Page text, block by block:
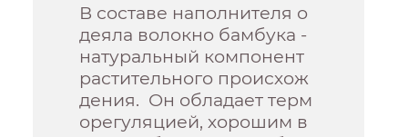
В составе наполнителя о
деяла волокно бамбука -
натуральный компонент
растительного происхож
дения. Он обладает терм
орегуляцией, хорошим в